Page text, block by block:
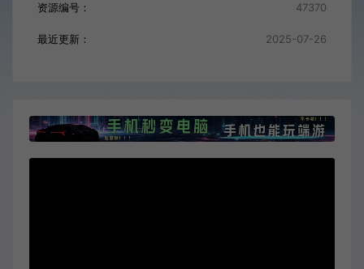
资源编号： 47370
最近更新： 2025-07-26